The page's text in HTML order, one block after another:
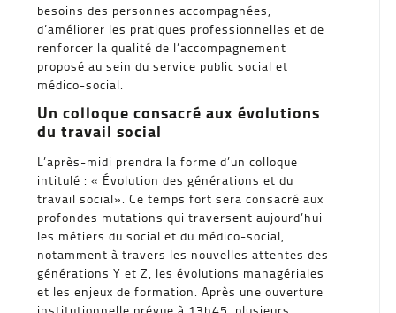
besoins des personnes accompagnées,
d’améliorer les pratiques professionnelles et de
renforcer la qualité de l’accompagnement
proposé au sein du service public social et
médico-social.
Un colloque consacré aux évolutions
du travail social
L’après-midi prendra la forme d’un colloque
intitulé : « Évolution des générations et du
travail social». Ce temps fort sera consacré aux
profondes mutations qui traversent aujourd’hui
les métiers du social et du médico-social,
notamment à travers les nouvelles attentes des
générations Y et Z, les évolutions managériales
et les enjeux de formation. Après une ouverture